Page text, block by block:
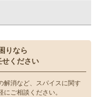
りなら
ください
解消など、スパイスに関す
ご相談ください。